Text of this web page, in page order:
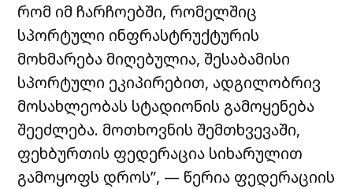
რომ იმ ჩარჩოებში, რომელშიც
სპორტული ინფრასტრუქტურის
მოხმარება მიღებულია, შესაბამისი
სპორტული ეკიპირებით, ადგილობრივ
მოსახლეობას სტადიონის გამოყენება
შეეძლება. მოთხოვნის შემთხვევაში,
ფეხბურთის ფედერაცია სიხარულით
გამოყოფს დროს”, — წერია ფედერაციის